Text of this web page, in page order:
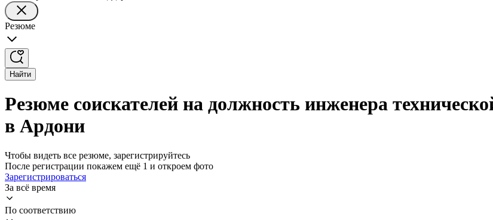
Резюме
Найти
Резюме соискателей на должность инженера
в Ардони
Чтобы видеть все резюме, зарегистрируйтесь
После регистрации покажем ещё 1 и откроем фото
Зарегистрироваться
За всё время
По соответствию